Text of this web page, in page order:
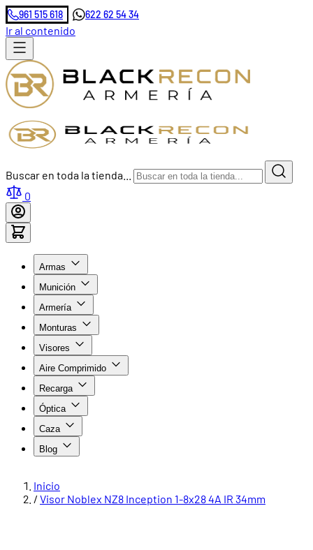
961 515 618 622 62 54 34
Ir al contenido
Buscar en toda la tienda...
0
Armas
Munición
Armería
Monturas
Visores
Aire Comprimido
Recarga
Óptica
Caza
Blog
Inicio
/ Visor Noblex NZ8 Inception 1-8x28 4A IR 34mm